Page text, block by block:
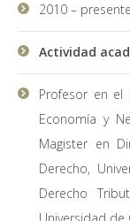
2010 –
Actividad
Profesor en el
Economía y
Magister en
Derecho,
Derecho